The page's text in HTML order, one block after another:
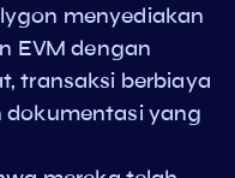
menyediakan
EVM dengan
transaksi berbiaya
dokumentasi yang